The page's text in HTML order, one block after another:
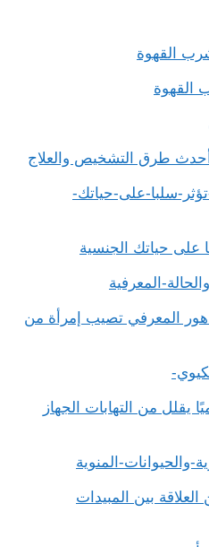
القهوة
طرق التشخيص والعلاج
على حياتك الجنسية
المعرفي تصيب إمرأة من
يقلل من التهابات الجهاز
بين المبيدات